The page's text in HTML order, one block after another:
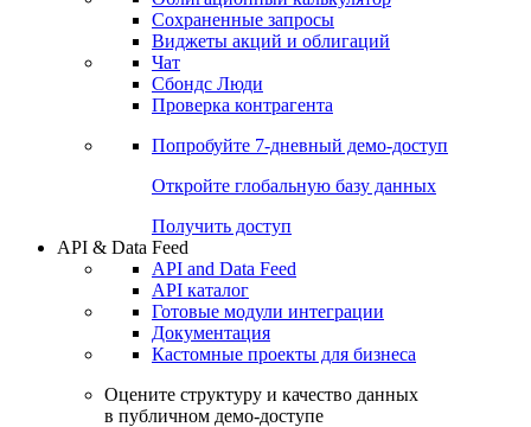
Сохраненные запросы
Виджеты акций и облигаций
Чат
Сбондс Люди
Проверка контрагента
Попробуйте 7-дневный демо-доступ
Откройте глобальную базу данных
Получить доступ
API & Data Feed
API and Data Feed
API каталог
Готовые модули интеграции
Документация
Кастомные проекты для бизнеса
Оцените структуру и качество данных
в публичном демо-доступе